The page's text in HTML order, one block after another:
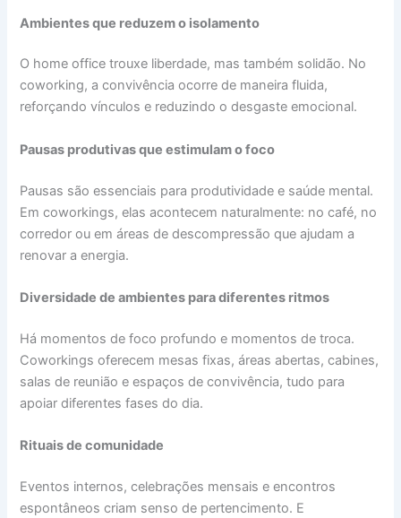
Ambientes que reduzem o isolamento
O home office trouxe liberdade, mas também solidão. No
coworking, a convivência ocorre de maneira fluida,
reforçando vínculos e reduzindo o desgaste emocional.
Pausas produtivas que estimulam o foco
Pausas são essenciais para produtividade e saúde mental.
Em coworkings, elas acontecem naturalmente: no café, no
corredor ou em áreas de descompressão que ajudam a
renovar a energia.
Diversidade de ambientes para diferentes ritmos
Há momentos de foco profundo e momentos de troca.
Coworkings oferecem mesas fixas, áreas abertas, cabines,
salas de reunião e espaços de convivência, tudo para
apoiar diferentes fases do dia.
Rituais de comunidade
Eventos internos, celebrações mensais e encontros
espontâneos criam senso de pertencimento. E